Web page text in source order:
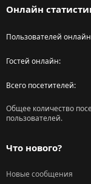
Онлайн
Пользователей онлайн
Гостей онлайн
Всего посетителей
Общее количество
пользователей.
Что нового?
Новые сообщения